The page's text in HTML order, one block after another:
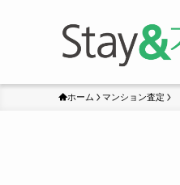
ホーム マンション査定